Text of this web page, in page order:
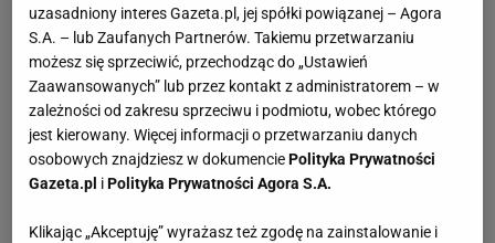
uzasadniony interes Gazeta.pl, jej spółki powiązanej – Agora
S.A. – lub Zaufanych Partnerów. Takiemu przetwarzaniu
możesz się sprzeciwić, przechodząc do „Ustawień
Zaawansowanych” lub przez kontakt z administratorem – w
zależności od zakresu sprzeciwu i podmiotu, wobec którego
jest kierowany. Więcej informacji o przetwarzaniu danych
osobowych znajdziesz w dokumenciePolityka Prywatności
Gazeta.pl iPolityka Prywatności Agora S.A.
Klikając „Akceptuję” wyrażasz też zgodę na zainstalowanie i